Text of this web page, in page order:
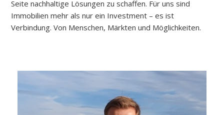
Seite nachhaltige Lösungen zu schaffen. Für uns sind
Immobilien mehr als nur ein Investment – es ist
Verbindung. Von Menschen, Märkten und Möglichkeiten.